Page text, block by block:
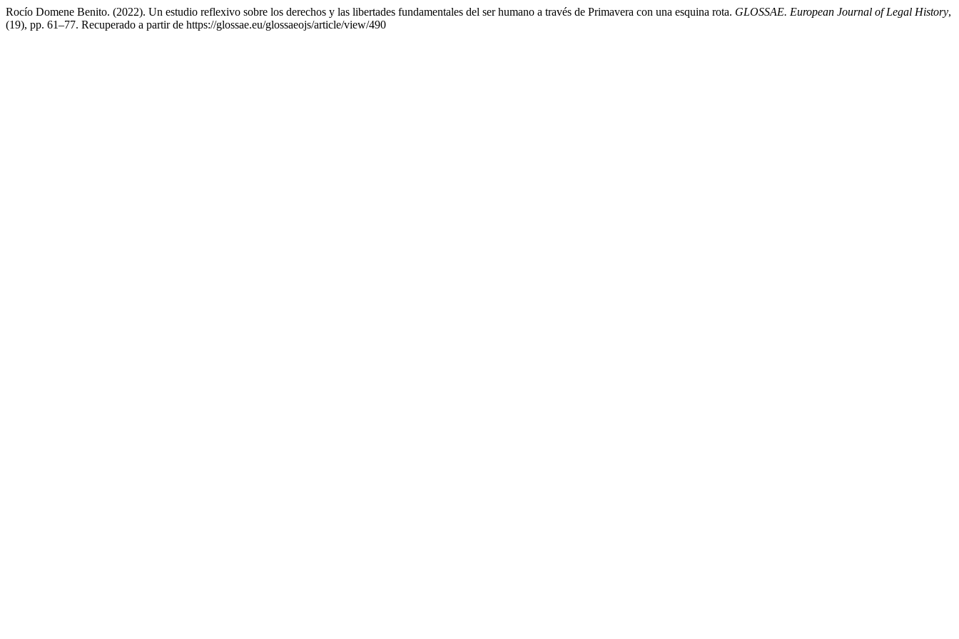
Rocío Domene Benito. (2022). Un estudio reflexivo sobre los derechos y las libertades fundamentales del ser humano a través de Primavera con una esquina rota. GLOSSAE. European Journal of Legal History,
(19), pp. 61–77. Recuperado a partir de https://glossae.eu/glossaeojs/article/view/490